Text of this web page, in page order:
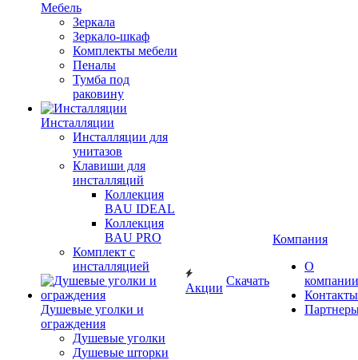
Мебель
Зеркала
Зеркало-шкаф
Комплекты мебели
Пеналы
Тумба под
раковину
Инсталляции
Инсталляции для
унитазов
Клавиши для
инсталляций
Коллекция
BAU IDEAL
Коллекция
BAU PRO
Комплект с
инсталляцией
Душевые уголки и
ограждения
Душевые уголки
Душевые шторки
Акции
Скачать
Компания
О
компании
Контакты